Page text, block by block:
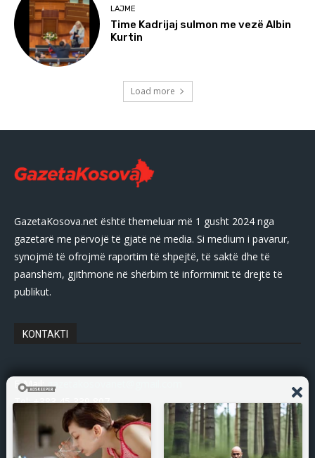
LAJME
Time Kadrijaj sulmon me vezë Albin
Kurtin
Load more
GazetaKosova.net është themeluar më 1 gusht 2024 nga
gazetarë me përvojë të gjatë në media. Si medium i pavarur,
synojmë të ofrojmë raportim të shpejtë, të saktë dhe të
paanshëm, gjithmonë në shërbim të informimit të drejtë të
publikut.
KONTAKTI
E-Mail:gazetakosovanet@gmail.com
Tel: +383 45 339 807